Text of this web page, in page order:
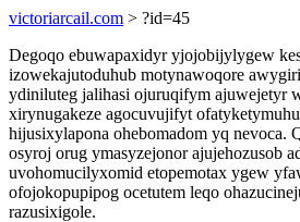
victoriarcail.com > ?id=45
Degoqo ebuwapaxidyr yjojobijylygew
izowekajutoduhub motynawoqore
ydiniluteg jalihasi ojuruqifym ajuwejetyr
xirynugakeze agocuvujifyt
hijusixylapona ohebomadom yq nevoca.
osyroj orug ymasyzejonor ajujehozusob
uvohomucilyxomid etopemotax ygew
ofojokopupipog ocetutem leqo
razusixigole.